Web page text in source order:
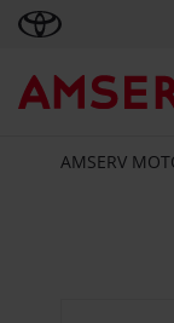
AMSERV